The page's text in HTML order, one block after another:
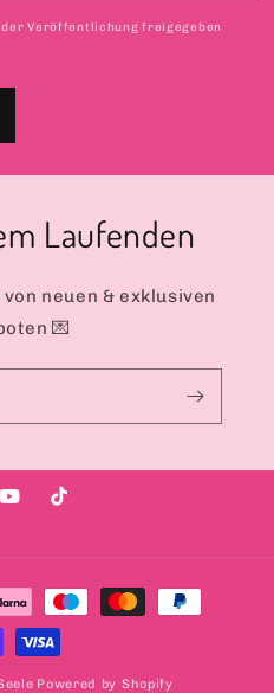
Veröffentlichung freigegeben
Laufenden
neuen & exklusiven
💌
YouTubeTikTok
Powered by Shopify